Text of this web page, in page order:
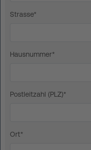
Strasse*
Hausnummer*
Postleitzahl (PLZ)*
Ort*